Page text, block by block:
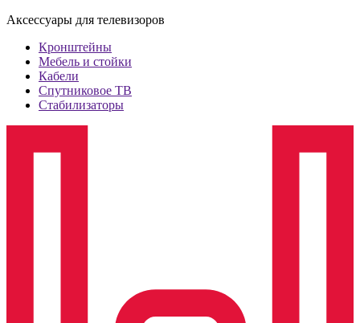
Аксессуары для телевизоров
Кронштейны
Мебель и стойки
Кабели
Спутниковое ТВ
Стабилизаторы